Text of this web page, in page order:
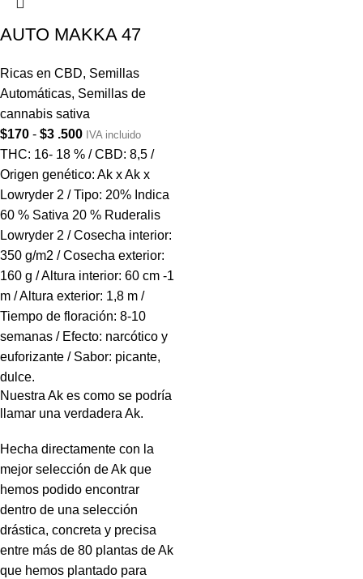
AUTO MAKKA 47
Ricas en CBD, Semillas
Automáticas, Semillas de
cannabis sativa
$170 - $3 .500 IVA incluido
THC: 16- 18 % / CBD: 8,5 /
Origen genético: Ak x Ak x
Lowryder 2 / Tipo: 20% Indica
60 % Sativa 20 % Ruderalis
Lowryder 2 / Cosecha interior:
350 g/m2 / Cosecha exterior:
160 g / Altura interior: 60 cm -1
m / Altura exterior: 1,8 m /
Tiempo de floración: 8-10
semanas / Efecto: narcótico y
euforizante / Sabor: picante,
dulce.
Nuestra Ak es como se podría
llamar una verdadera Ak.
Hecha directamente con la
mejor selección de Ak que
hemos podido encontrar
dentro de una selección
drástica, concreta y precisa
entre más de 80 plantas de Ak
que hemos plantado para